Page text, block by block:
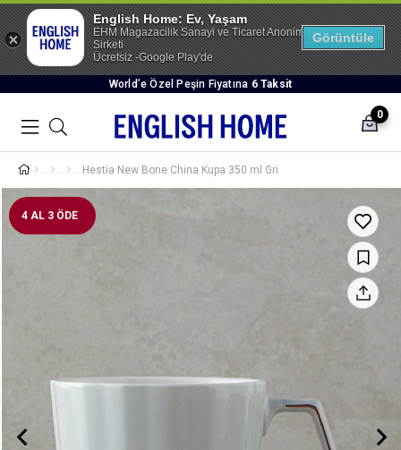
World’e Özel Peşin Fiyatına 6 Taksit
0
Hestia New Bone China Kupa 350 ml Gri
4 AL 3 ÖDE
English Home: Ev, Yaşam
EHM Magazacilik Sanayi ve Ticaret Anonim
Sirketi
Ücretsiz -Google Play'de
Görüntüle